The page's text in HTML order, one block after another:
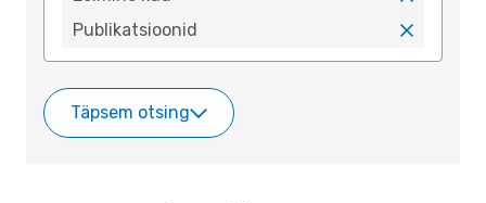
Publikatsioonid
x
Täpsem otsing